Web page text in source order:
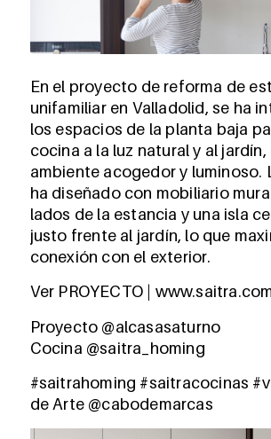
En el proyecto de reforma de
unifamiliar en Valladolid, se ha
los espacios de la planta baja
cocina a la luz natural y al
ambiente acogedor y luminoso.
ha diseñado con mobiliario
lados de la estancia y una isla
justo frente al jardín, lo que
conexión con el exterior.
Ver PROYECTO |
Proyecto @alcasasaturno
Cocina @saitra_homing
#saitrahoming #saitracocinas
de Arte @cabodemarcas